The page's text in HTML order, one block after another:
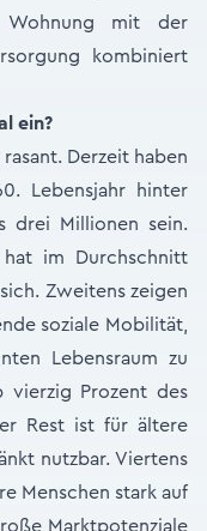
Wohnung mit der
kombiniert
ein?
Derzeit haben
Lebensjahr hinter
drei Millionen sein.
im Durchschnitt
Zweitens zeigen
soziale Mobilität,
Lebensraum zu
vierzig Prozent des
Rest ist für ältere
nutzbar. Viertens
Menschen stark auf
Marktpotenziale